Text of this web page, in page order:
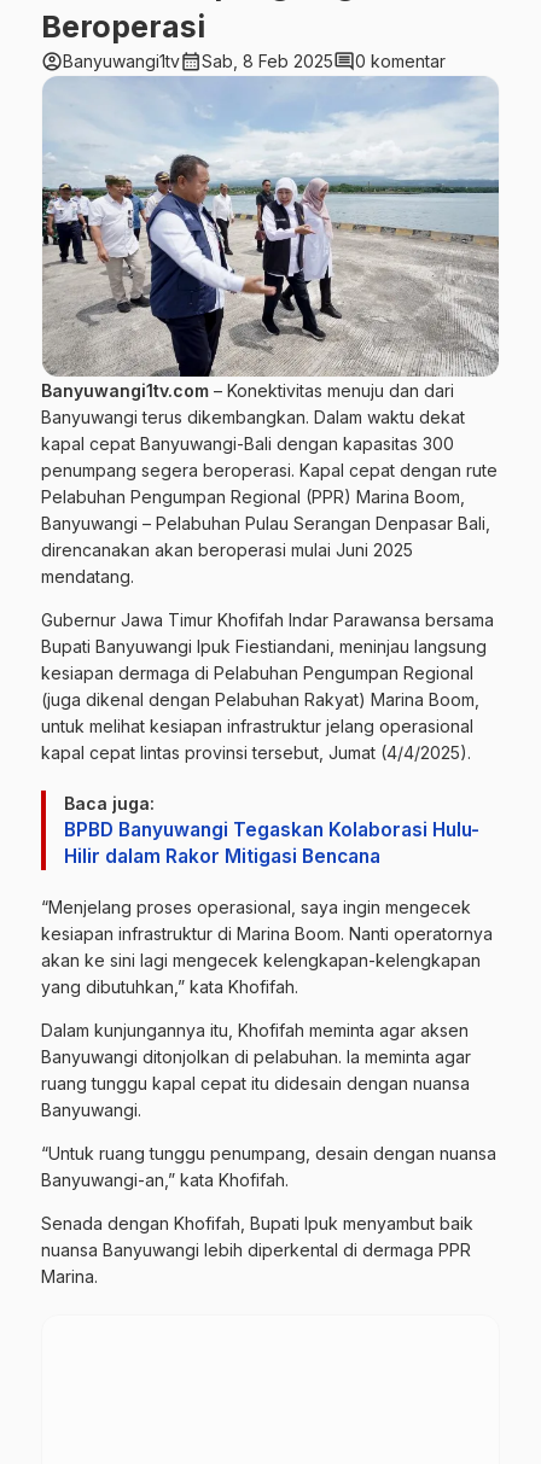
Beroperasi
account_circleBanyuwangi1tvcalendar_monthSab, 8 Feb 2025comment0 komentar
Banyuwangi1tv.com – Konektivitas menuju dan dari
Banyuwangi terus dikembangkan. Dalam waktu dekat
kapal cepat Banyuwangi-Bali dengan kapasitas 300
penumpang segera beroperasi. Kapal cepat dengan rute
Pelabuhan Pengumpan Regional (PPR) Marina Boom,
Banyuwangi – Pelabuhan Pulau Serangan Denpasar Bali,
direncanakan akan beroperasi mulai Juni 2025
mendatang.
Gubernur Jawa Timur Khofifah Indar Parawansa bersama
Bupati Banyuwangi Ipuk Fiestiandani, meninjau langsung
kesiapan dermaga di Pelabuhan Pengumpan Regional
(juga dikenal dengan Pelabuhan Rakyat) Marina Boom,
untuk melihat kesiapan infrastruktur jelang operasional
kapal cepat lintas provinsi tersebut, Jumat (4/4/2025).
Baca juga:
BPBD Banyuwangi Tegaskan Kolaborasi Hulu-
Hilir dalam Rakor Mitigasi Bencana
“Menjelang proses operasional, saya ingin mengecek
kesiapan infrastruktur di Marina Boom. Nanti operatornya
akan ke sini lagi mengecek kelengkapan-kelengkapan
yang dibutuhkan,” kata Khofifah.
Dalam kunjungannya itu, Khofifah meminta agar aksen
Banyuwangi ditonjolkan di pelabuhan. Ia meminta agar
ruang tunggu kapal cepat itu didesain dengan nuansa
Banyuwangi.
“Untuk ruang tunggu penumpang, desain dengan nuansa
Banyuwangi-an,” kata Khofifah.
Senada dengan Khofifah, Bupati Ipuk menyambut baik
nuansa Banyuwangi lebih diperkental di dermaga PPR
Marina.